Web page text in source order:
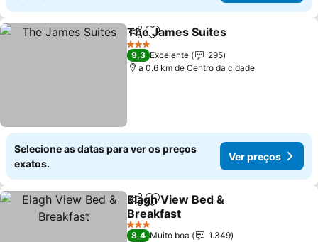
PartilharAdicionar aos favoritos
The James Suites
3 Estrelas
9,3 Excelente
295
a 0.6 km de Centro da cidade
Selecione as datas para ver os preços
exatos.
Ver preços
PartilharAdicionar aos favoritos
Elagh View Bed &
Breakfast
3 Estrelas
8,4 Muito boa
1.349